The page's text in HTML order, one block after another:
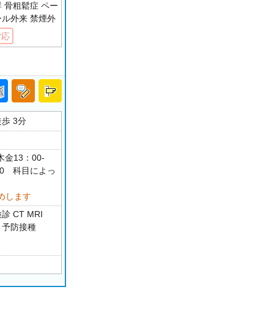
骨粗鬆症 ペー
外来 禁煙外
歩 3分
金13：00-
科目によっ
します
CT MRI
防接種